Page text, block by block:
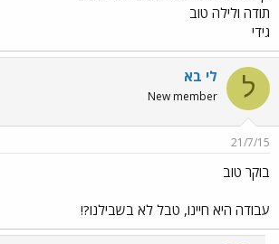
תודה ולילה טוב
גידי
ל לי בא
New member
21/7/15
בוקר טוב
עבודה היא חיינו, טבל לא בשבילנו?!